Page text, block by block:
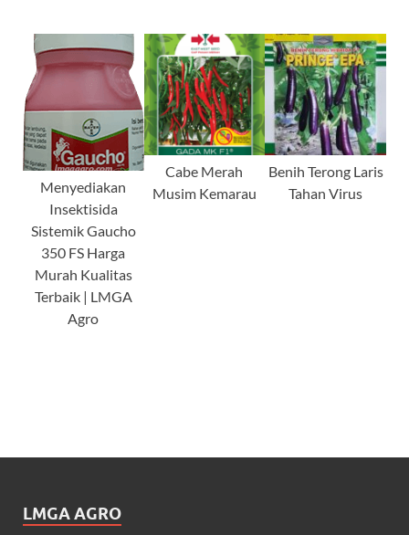
Menyediakan
Insektisida
Sistemik Gaucho
350 FS Harga
Murah Kualitas
Terbaik | LMGA
Agro
Cabe Merah
Musim Kemarau
Benih Terong Laris
Tahan Virus
LMGA AGRO